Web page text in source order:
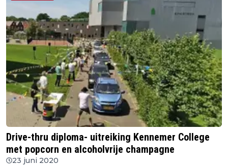
Drive-thru diploma- uitreiking Kennemer College
met popcorn en alcoholvrije champagne
23 juni 2020